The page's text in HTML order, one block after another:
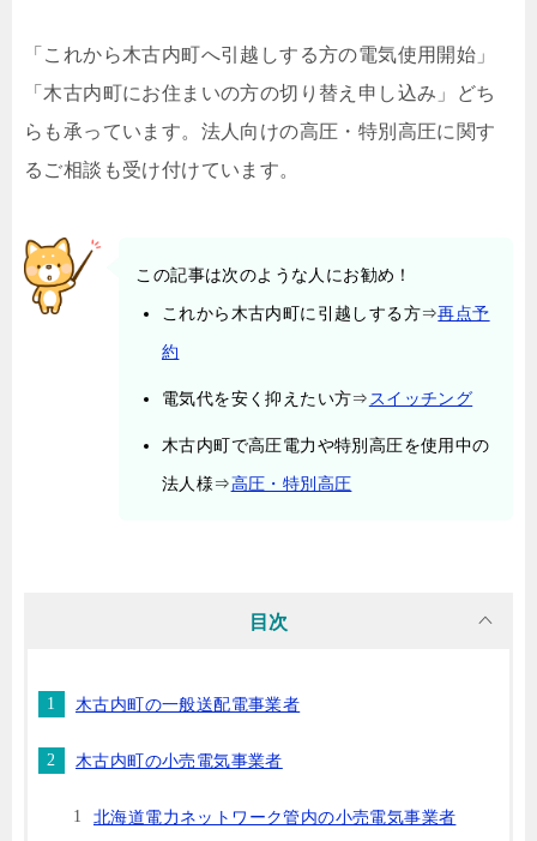
「これから木古内町へ引越しする方の電気使用開始」
「木古内町にお住まいの方の切り替え申し込み」どち
らも承っています。法人向けの高圧・特別高圧に関す
るご相談も受け付けています。
この記事は次のような人にお勧め！
これから木古内町に引越しする方⇒再点予
約
電気代を安く抑えたい方⇒ スイッチング
木古内町で高圧電力や特別高圧を使用中の
法人様⇒高圧・特別高圧
目次
木古内町の一般送配電事業者
木古内町の小売電気事業者
北海道電力ネットワーク管内の小売電気事業者